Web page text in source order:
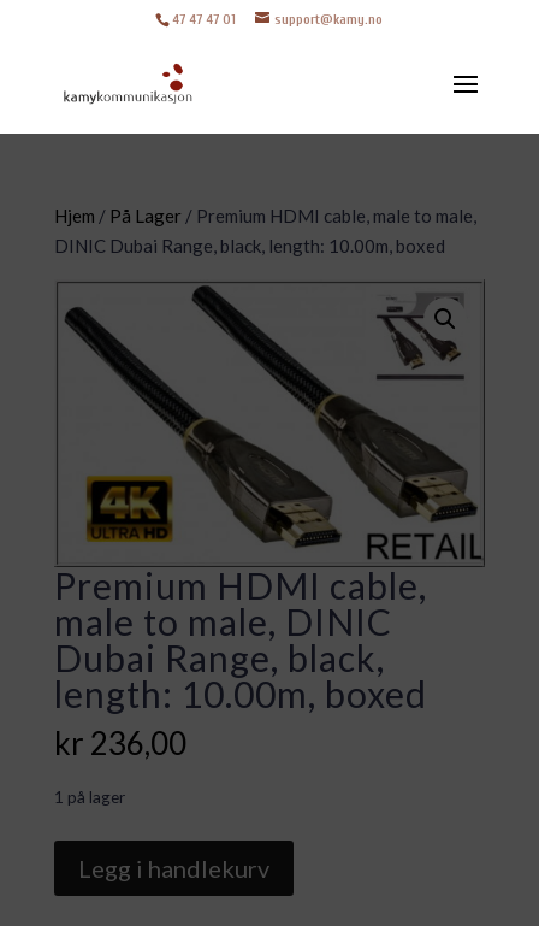
47 47 47 01 support@kamy.no
Hjem / På Lager / Premium HDMI cable, male to male,
DINIC Dubai Range, black, length: 10.00m, boxed
Premium HDMI cable,
male to male, DINIC
Dubai Range, black,
length: 10.00m, boxed
kr 236,00
1 på lager
HDMI
Legg i handlekurv